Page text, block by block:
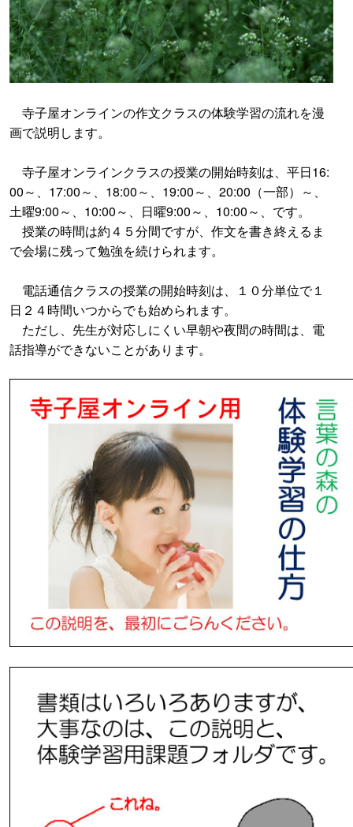
寺子屋オンラインの作文クラスの体験学習の流れを漫
画で説明します。
寺子屋オンラインクラスの授業の開始時刻は、平日16:
00～、17:00～、18:00～、19:00～、20:00（一部）～、
土曜9:00～、10:00～、日曜9:00～、10:00～、です。
授業の時間は約４５分間ですが、作文を書き終えるま
で会場に残って勉強を続けられます。
電話通信クラスの授業の開始時刻は、１０分単位で１
日２４時間いつからでも始められます。
ただし、先生が対応しにくい早朝や夜間の時間は、電
話指導ができないことがあります。